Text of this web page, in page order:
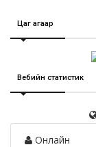
Цаг агаар
Вебийн статистик
Онлайн